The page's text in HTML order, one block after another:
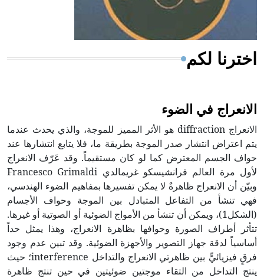
أجود أنواعه، ويمتاز بكبر الحجم ويسمى الش
اخترنا لكم
الانعراج في الضوء
الانعراج diffraction هو الأثر المميز للموجة، والذي يحدث عندما
يتم اعتراض انتشار صدر الموجة بطريقة ما، فلا يتابع انتشارها عند
حواف الجسم المعترض كما لو كان مستقيماً. وقد عَرّف الانعراج
لأول مرة العالم فرانشيسكو غريمالدي Francesco Grimaldi
وبيّن أن الانعراج ظاهرةٌ لا يمكن تفسيرها بمفاهيم الضوء الهندسي،
فهي تنشأ من التفاعل المتبادل بين الموجة وحواف الأجسام
(الشكل1)، ويمكن أن تنشأ من الأمواج الضوئية أو الصوتية أو غيرها.
تتأثر أطراف الصورة وحوافها بظاهرة الانعراج، وهذا يمثل حداً
أساسياً لدقة جهاز التصوير والأجهزة الضوئية. وقد تبين عدم وجود
فرقٍ فيزيائيٍّ بين ظاهرتي الانعراج والتداخل interference؛ حيث
ينتج التداخل من التقاء موجتين ضوئيتين في حين تنتج ظاهرة